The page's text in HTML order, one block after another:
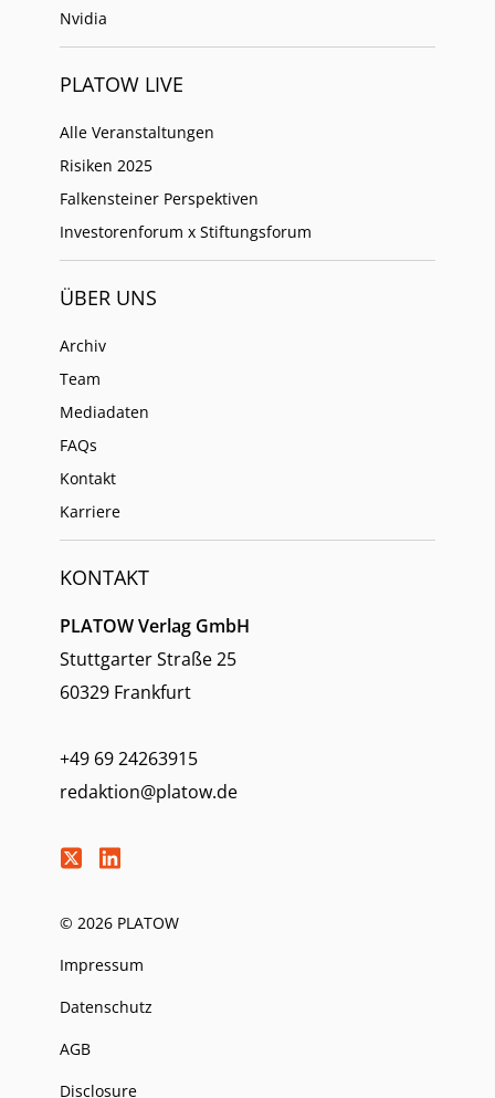
Nvidia
PLATOW LIVE
Alle Veranstaltungen
Risiken 2025
Falkensteiner Perspektiven
Investorenforum x Stiftungsforum
ÜBER UNS
Archiv
Team
Mediadaten
FAQs
Kontakt
Karriere
KONTAKT
PLATOW Verlag GmbH
Stuttgarter Straße 25
60329 Frankfurt
+49 69 24263915
redaktion@platow.de
© 2026 PLATOW
Impressum
Datenschutz
AGB
Disclosure